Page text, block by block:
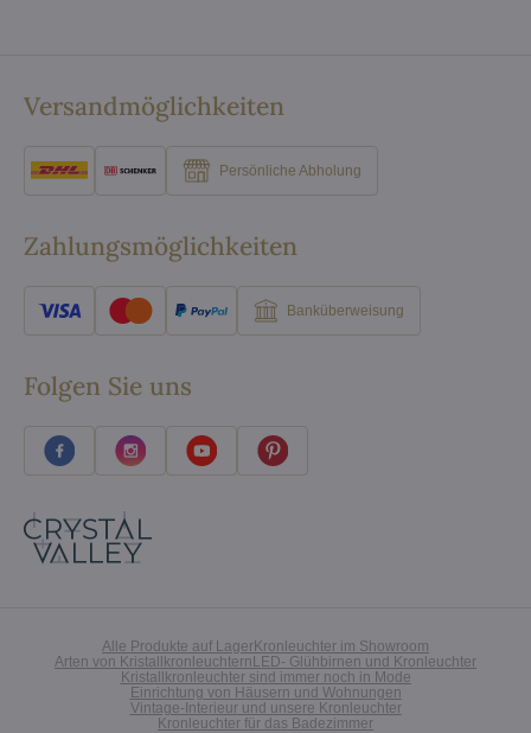
Versandmöglichkeiten
Persönliche Abholung
Zahlungsmöglichkeiten
Banküberweisung
Folgen Sie uns
Alle Produkte auf LagerKronleuchter im Showroom
Arten von KristallkronleuchternLED- Glühbirnen und Kronleuchter
Kristallkronleuchter sind immer noch in Mode
Einrichtung von Häusern und Wohnungen
Vintage-Interieur und unsere Kronleuchter
Kronleuchter für das Badezimmer